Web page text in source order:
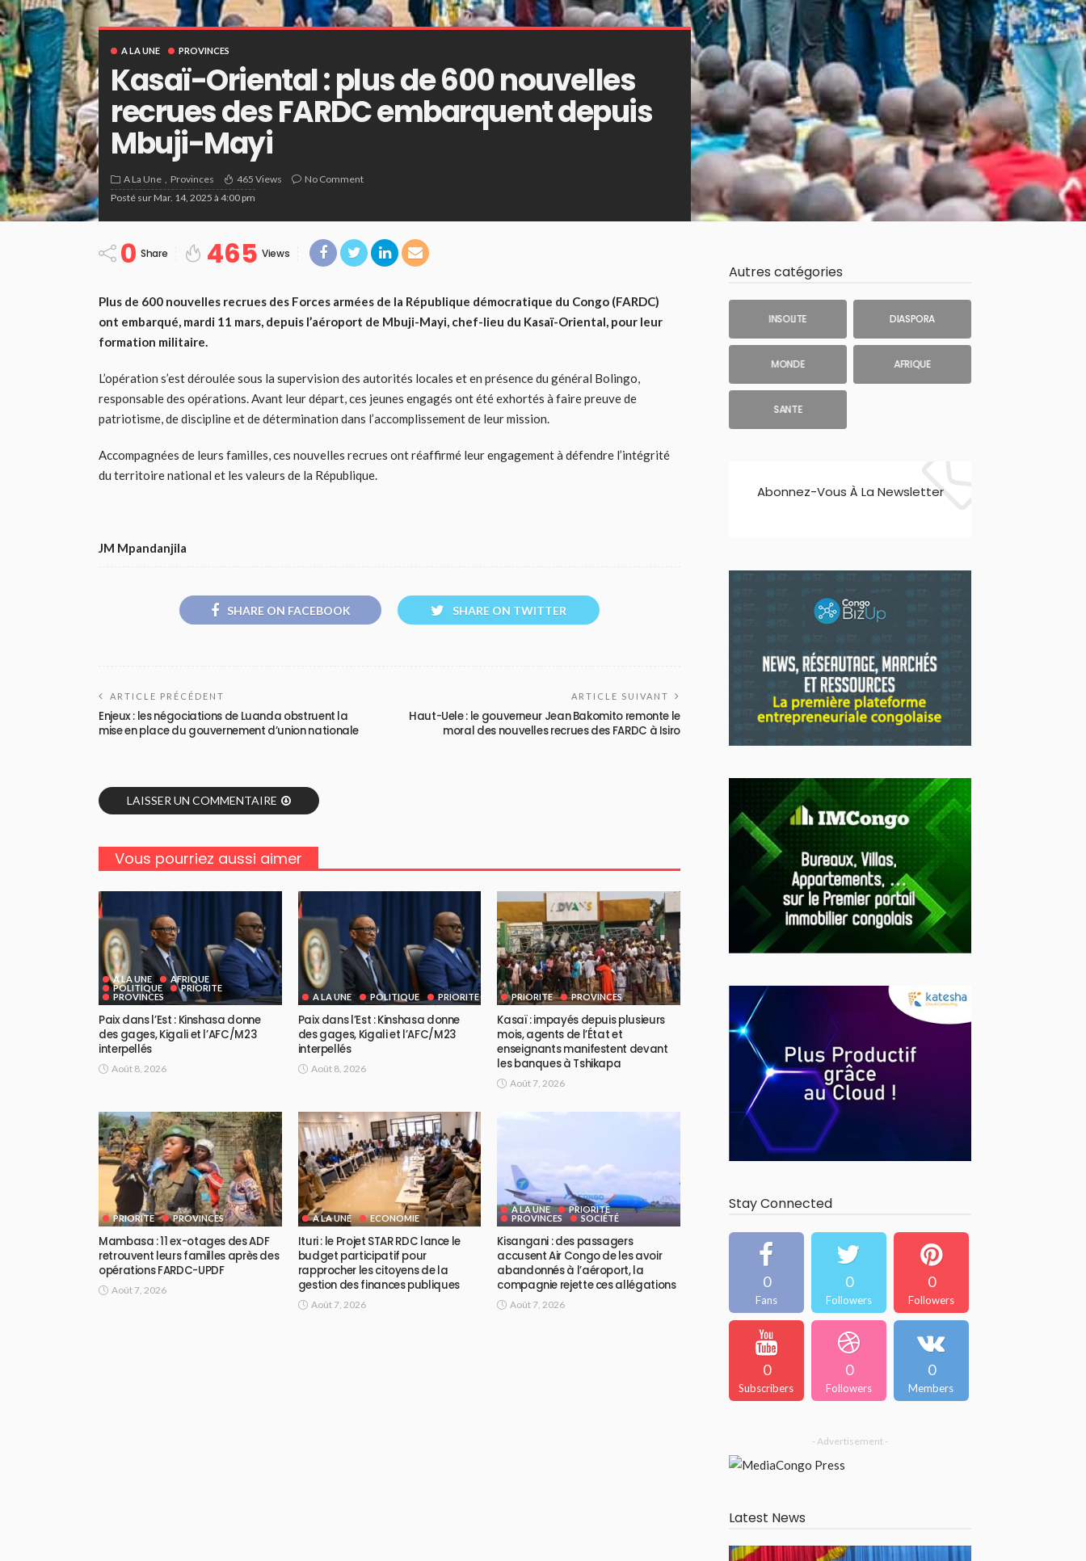
A LA UNE PROVINCES
Kasaï-Oriental : plus de 600 nouvelles
recrues des FARDC embarquent depuis
Mbuji-Mayi
A La Une Provinces 465 Views
No Comment
Posté sur Mar. 14, 2025 à 4:00 pm
0 Share 465 Views
Plus de 600 nouvelles recrues des Forces armées de la République démocratique du Congo (FARDC)
ont embarqué, mardi 11 mars, depuis l’aéroport de Mbuji-Mayi, chef-lieu du Kasaï-Oriental, pour leur
formation militaire.
L’opération s’est déroulée sous la supervision des autorités locales et en présence du général Bolingo,
responsable des opérations. Avant leur départ, ces jeunes engagés ont été exhortés à faire preuve de
patriotisme, de discipline et de détermination dans l’accomplissement de leur mission.
Accompagnées de leurs familles, ces nouvelles recrues ont réaffirmé leur engagement à défendre l’intégrité
du territoire national et les valeurs de la République.
JM Mpandanjila
SHARE ON FACEBOOK SHARE ON TWITTER
ARTICLE PRÉCÉDENT
Enjeux : les négociations de Luanda obstruent la
mise en place du gouvernement d’union nationale
ARTICLE SUIVANT
Haut-Uele : le gouverneur Jean Bakomito remonte le
moral des nouvelles recrues des FARDC à Isiro
LAISSER UN COMMENTAIRE
Vous pourriez aussi aimer
A LA UNE
AFRIQUE
POLITIQUE
PRIORITE
PROVINCES
Paix dans l’Est : Kinshasa donne
des gages, Kigali et l’AFC/M23
interpellés
Août 8, 2026
A LA UNE POLITIQUE PRIORITE
Paix dans l’Est : Kinshasa donne
des gages, Kigali et l’AFC/M23
interpellés
Août 8, 2026
PRIORITE PROVINCES
Kasaï : impayés depuis plusieurs
mois, agents de l’État et
enseignants manifestent devant
les banques à Tshikapa
Août 7, 2026
PRIORITE PROVINCES
Mambasa : 11 ex-otages des ADF
retrouvent leurs familles après des
opérations FARDC-UPDF
Août 7, 2026
A LA UNE ECONOMIE
Ituri : le Projet STAR RDC lance le
budget participatif pour
rapprocher les citoyens de la
gestion des finances publiques
Août 7, 2026
A LA UNE
PRIORITE
PROVINCES
SOCIÉTÉ
Kisangani : des passagers
accusent Air Congo de les avoir
abandonnés à l’aéroport, la
compagnie rejette ces allégations
Août 7, 2026
Autres catégories
INSOLITE DIASPORA
MONDE AFRIQUE
SANTE
Abonnez-Vous À La Newsletter
Stay Connected
0
Fans
0
Followers
0
Followers
0
Subscribers
0
Followers
0
Members
- Advertisement -
Latest News